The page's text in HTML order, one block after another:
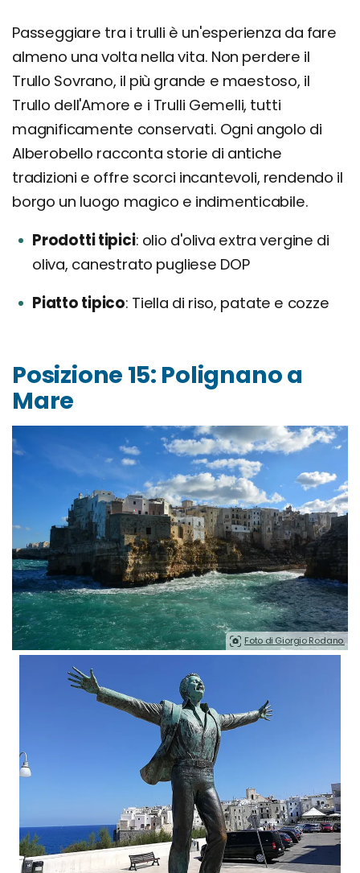
Passeggiare tra i trulli è un'esperienza da fare
almeno una volta nella vita. Non perdere il
Trullo Sovrano, il più grande e maestoso, il
Trullo dell'Amore e i Trulli Gemelli, tutti
magnificamente conservati. Ogni angolo di
Alberobello racconta storie di antiche
tradizioni e offre scorci incantevoli, rendendo il
borgo un luogo magico e indimenticabile.
Prodotti tipici olio d'oliva extra vergine di
oliva, canestrato pugliese DOP
Piatto tipico Tiella di riso, patate e cozze
Posizione 15: Polignano a
Mare
Foto di Giorgio Rodano.